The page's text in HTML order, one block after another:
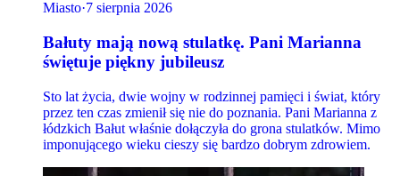
Miasto·7 sierpnia 2026
Bałuty mają nową stulatkę. Pani Marianna
świętuje piękny jubileusz
Sto lat życia, dwie wojny w rodzinnej pamięci i świat, który
przez ten czas zmienił się nie do poznania. Pani Marianna z
łódzkich Bałut właśnie dołączyła do grona stulatków. Mimo
imponującego wieku cieszy się bardzo dobrym zdrowiem.